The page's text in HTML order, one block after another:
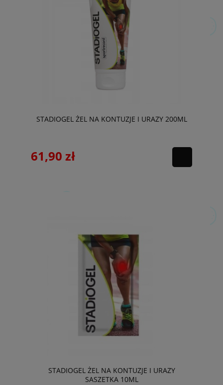
STADIOGEL ŻEL NA KONTUZJE I URAZY 200ML
61,90 zł
STADIOGEL ŻEL NA KONTUZJE I URAZY
SASZETKA 10ML